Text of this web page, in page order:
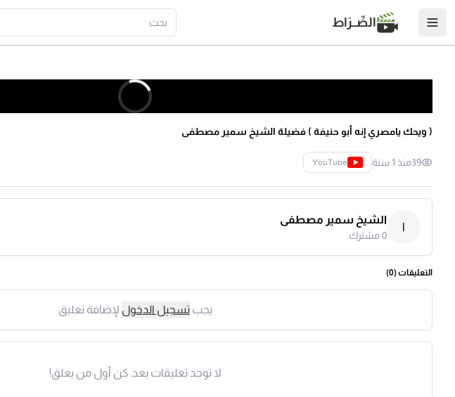
الصِّــرَاط
( ويحك يامصري إنه أبو حنيفة ) فضيلة الشيخ سمير مصطفى
39منذ 1 سنة YouTube
ا
الشيخ سمير مصطفى
0مشترك
التعليقات (0
)
يجبتسجيل الدخول لإضافة تعليق
لا توجد تعليقات بعد. كن أول من يعلق!